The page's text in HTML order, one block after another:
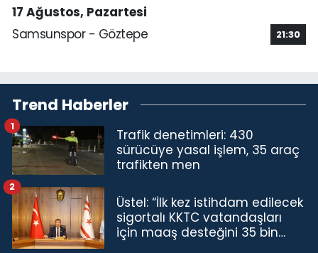
17 Ağustos, Pazartesi
Samsunspor - Göztepe
21:30
Trend Haberler
Trafik denetimleri: 430
sürücüye yasal işlem, 35 araç
trafikten men
1
Üstel: “İlk kez istihdam edilecek
sigortalı KKTC vatandaşları
için maaş desteğini 35 bin
2